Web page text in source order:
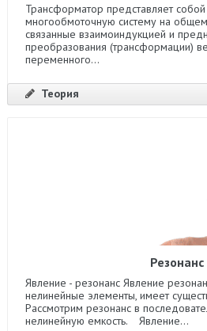
Трансформатор представляет
многообмоточную систему на
связанные взаимоиндукцией и
преобразования (трансформации)
переменного...
Теория
Резонанс
Явление - резонанс Явление
нелинейные элементы, имеет
Рассмотрим резонанс в
нелинейную емкость. Явление...